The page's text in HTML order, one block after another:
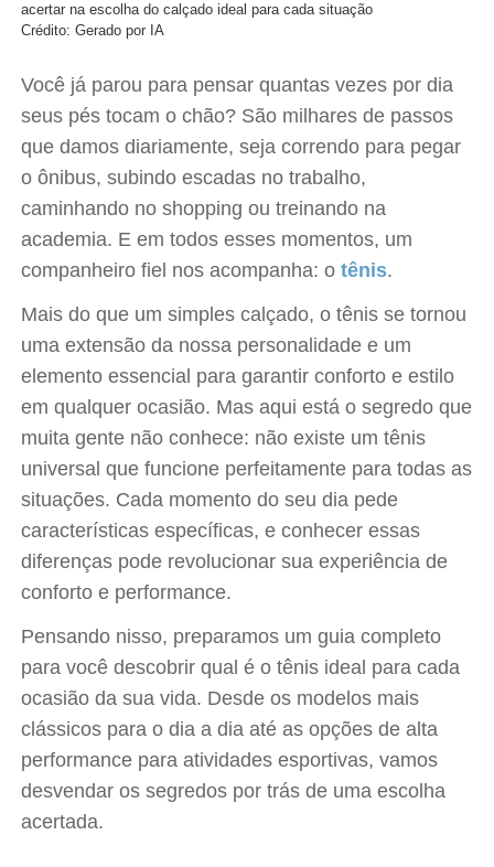
acertar na escolha do calçado ideal para cada situação
Crédito: Gerado por IA
Você já parou para pensar quantas vezes por dia
seus pés tocam o chão? São milhares de passos
que damos diariamente, seja correndo para pegar
o ônibus, subindo escadas no trabalho,
caminhando no shopping ou treinando na
academia. E em todos esses momentos, um
companheiro fiel nos acompanha: otênis.
Mais do que um simples calçado, o tênis se tornou
uma extensão da nossa personalidade e um
elemento essencial para garantir conforto e estilo
em qualquer ocasião. Mas aqui está o segredo que
muita gente não conhece: não existe um tênis
universal que funcione perfeitamente para todas as
situações. Cada momento do seu dia pede
características específicas, e conhecer essas
diferenças pode revolucionar sua experiência de
conforto e performance.
Pensando nisso, preparamos um guia completo
para você descobrir qual é o tênis ideal para cada
ocasião da sua vida. Desde os modelos mais
clássicos para o dia a dia até as opções de alta
performance para atividades esportivas, vamos
desvendar os segredos por trás de uma escolha
acertada.